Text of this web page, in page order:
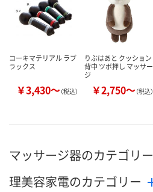
コーキマテリアル ラブ
ラックス
￥3,430～（税込）
りぶはあと クッション
背中 ツボ押し マッサー
ジ
￥2,750～（税込）
マッサージ器のカテゴリー
理美容家電のカテゴリー